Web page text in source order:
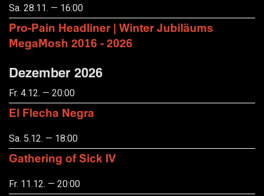
Sa. 28.11. — 16:00
Pro-Pain Headliner | Winter Jubiläums
MegaMosh 2016 - 2026
Dezember 2026
Fr. 4.12. — 20:00
El Flecha Negra
Sa. 5.12. — 18:00
Gathering of Sick IV
Fr. 11.12. — 20:00